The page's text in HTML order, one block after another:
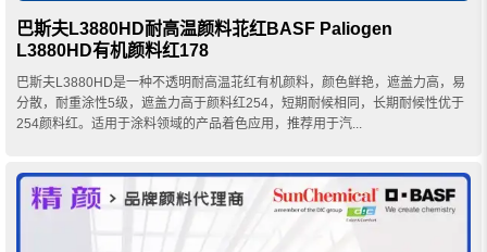
巴斯夫L3880HD耐高温颜料苝红BASF Paliogen
L3880HD有机颜料红178
巴斯夫L3880HD是一种不透明耐高温苝红有机颜料，颜色鲜艳，遮盖力高，易
分散，耐重涂性5级，遮盖力高于颜料红254，短期耐候相同，长期耐候性优于
254颜料红。适用于涂料领域的产品着色应用，推荐用于汽...